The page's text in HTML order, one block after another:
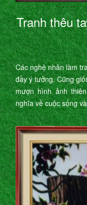
Tranh thêu
Các nghệ nhân làm
đầy ý tưởng. Cũng
mượn hình ảnh
nghĩa về cuộc sống